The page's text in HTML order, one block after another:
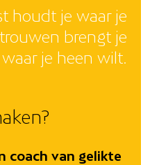
houdt je waar je
brengt je
waar je heen wilt.
coach van gelikte